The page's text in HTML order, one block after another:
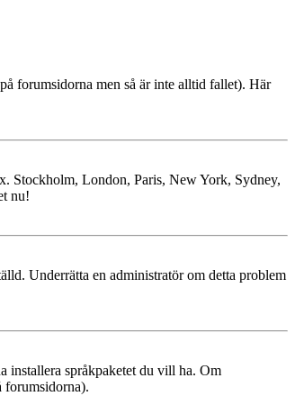
forumsidorna men så är inte alltid fallet). Här
Stockholm, London, Paris, New York, Sydney,
nu!
Underrätta en administratör om detta problem
installera språkpaketet du vill ha. Om
forumsidorna).